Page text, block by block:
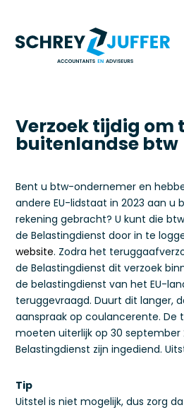
Verzoek tijdig
buitenlandse btw
Bent u btw-ondernemer en
andere EU-lidstaat in 2023 aan u
rekening gebracht? U kunt die
de Belastingdienst door in te
website. Zodra het
de Belastingdienst dit verzoek
de belastingdienst van het EU-
teruggevraagd. Duurt dit langer,
aanspraak op coulancerente. De
moeten uiterlijk op 30 september
Belastingdienst zijn ingediend.
Tip
Uitstel is niet mogelijk, dus zorg